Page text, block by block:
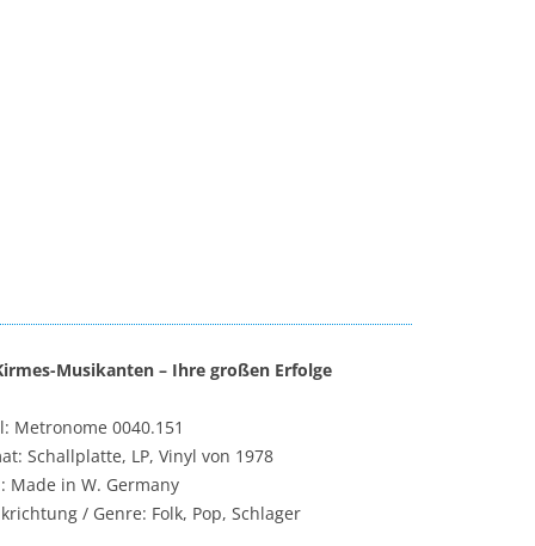
Musikanten – Ihre großen Erfolge
Metronome 0040.151
Schallplatte, LP, Vinyl von 1978
Made in W. Germany
/ Genre: Folk, Pop, Schlager